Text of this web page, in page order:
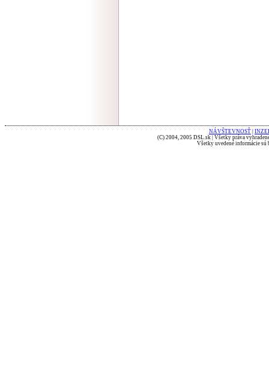
NÁVŠTEVNOSŤ
(C) 2004, 2005 DSL.sk | Všetky práva
Všetky uvedené informácie sú